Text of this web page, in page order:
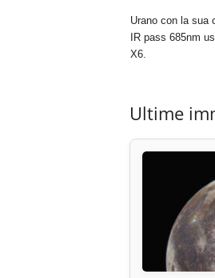
Urano con la sua
IR pass 685nm
X6.
Ultime